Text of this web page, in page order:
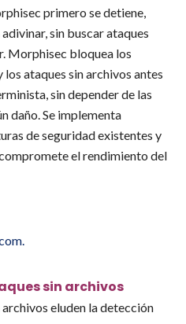
primero se detiene,
sin buscar ataques
Morphisec bloquea los
ataques sin archivos antes
sin depender de las
daño. Se implementa
de seguridad existentes y
el rendimiento del
sin archivos
eluden la detección